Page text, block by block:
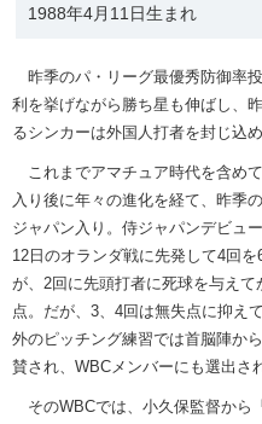
1988年4月11日生まれ
昨季のパ・リーグ最優秀防御率
利を挙げながら勝ち星も伸ばし、
るシンカーは外国人打者を封じ込
これまでアマチュア時代を含め
入り後に年々の進化を経て、昨季
ジャパン入り。侍ジャパンデビュ
12日のオランダ戦に先発して4回
が、2回に先頭打者に死球を与え
点。だが、3、4回は無失点に抑え
外のピッチング練習では首脳陣か
賛され、WBCメンバーにも選出さ
そのWBCでは、小久保監督から